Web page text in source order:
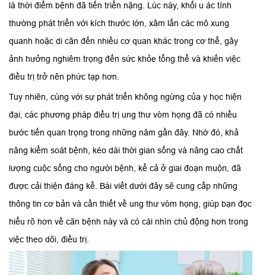
là thời điểm bệnh đã tiến triển nặng. Lúc này, khối u ác tính
thường phát triển với kích thước lớn, xâm lấn các mô xung
quanh hoặc di căn đến nhiều cơ quan khác trong cơ thể, gây
ảnh hưởng nghiêm trọng đến sức khỏe tổng thể và khiến việc
điều trị trở nên phức tạp hơn.
Tuy nhiên, cùng với sự phát triển không ngừng của y học hiện
đại, các phương pháp điều trị ung thư vòm họng đã có nhiều
bước tiến quan trọng trong những năm gần đây. Nhờ đó, khả
năng kiểm soát bệnh, kéo dài thời gian sống và nâng cao chất
lượng cuộc sống cho người bệnh, kể cả ở giai đoạn muộn, đã
được cải thiện đáng kể. Bài viết dưới đây sẽ cung cấp những
thông tin cơ bản và cần thiết về ung thư vòm họng, giúp bạn đọc
hiểu rõ hơn về căn bệnh này và có cái nhìn chủ động hơn trong
việc theo dõi, điều trị.